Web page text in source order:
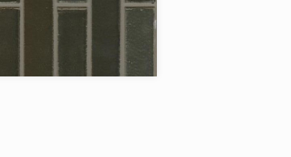
Magna Mosaiker
Magna Mosaiker